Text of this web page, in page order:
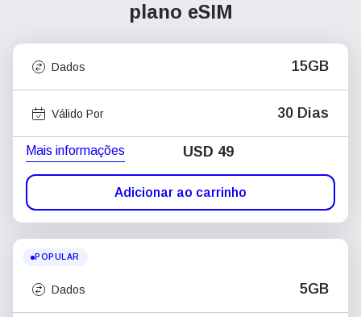
plano eSIM
Dados 15GB
Válido Por 30 Dias
Mais informações USD 49
Adicionar ao carrinho
POPULAR
Dados 5GB